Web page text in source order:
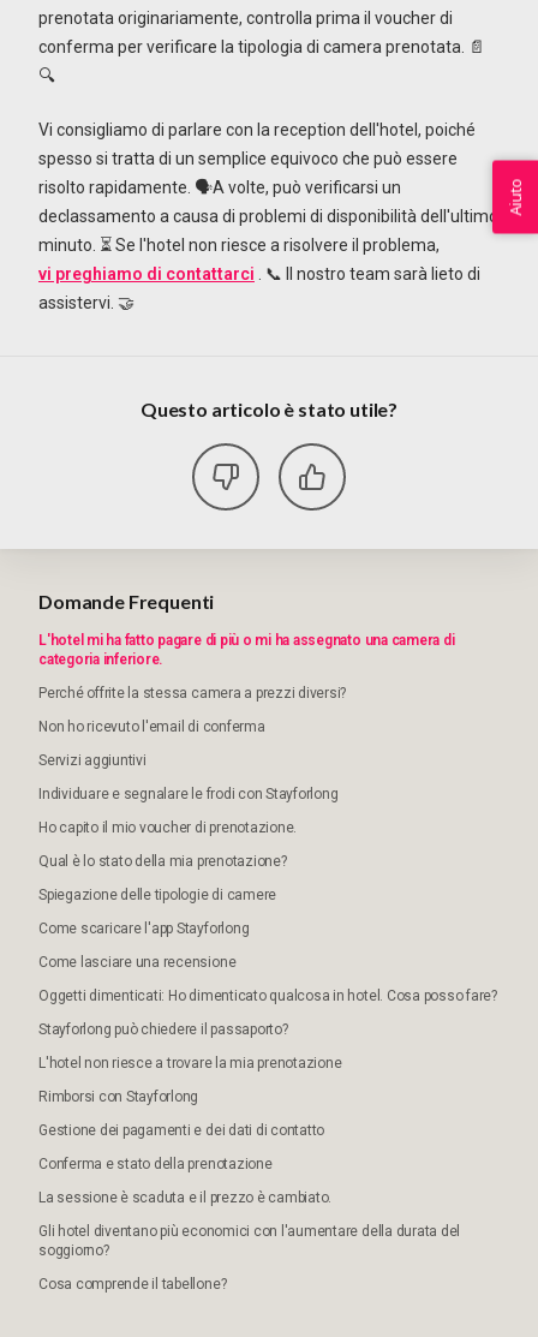
prenotata originariamente, controlla prima il voucher di
conferma per verificare la tipologia di camera prenotata. 📄
🔍
Vi consigliamo di parlare con la reception dell'hotel, poiché
spesso si tratta di un semplice equivoco che può essere
risolto rapidamente. 🗣️A volte, può verificarsi un
declassamento a causa di problemi di disponibilità dell'ultimo
minuto. ⏳ Se l'hotel non riesce a risolvere il problema,
vi preghiamo di contattarci . 📞 Il nostro team sarà lieto di
assistervi. 🤝
Questo articolo è stato utile?
Domande Frequenti
L'hotel mi ha fatto pagare di più o mi ha assegnato una camera di
categoria inferiore.
Perché offrite la stessa camera a prezzi diversi?
Non ho ricevuto l'email di conferma
Servizi aggiuntivi
Individuare e segnalare le frodi con Stayforlong
Ho capito il mio voucher di prenotazione.
Qual è lo stato della mia prenotazione?
Spiegazione delle tipologie di camere
Come scaricare l'app Stayforlong
Come lasciare una recensione
Oggetti dimenticati: Ho dimenticato qualcosa in hotel. Cosa posso fare?
Stayforlong può chiedere il passaporto?
L'hotel non riesce a trovare la mia prenotazione
Rimborsi con Stayforlong
Gestione dei pagamenti e dei dati di contatto
Conferma e stato della prenotazione
La sessione è scaduta e il prezzo è cambiato.
Gli hotel diventano più economici con l'aumentare della durata del
soggiorno?
Cosa comprende il tabellone?
Aiuto